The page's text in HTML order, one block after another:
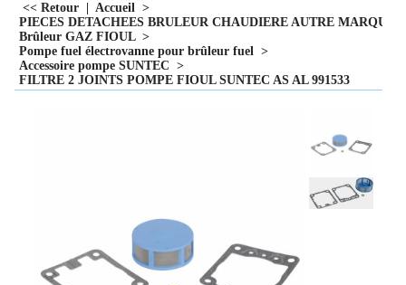
<< Retour Accueil >
PIECES DETACHEES BRULEUR CHAUDIERE AUTRE MARQUE
Brûleur GAZ FIOUL>
Pompe fuel électrovanne pour brûleur fuel >
Accessoire pompe SUNTEC >
FILTRE 2 JOINTS POMPE FIOUL SUNTEC AS AL 991533